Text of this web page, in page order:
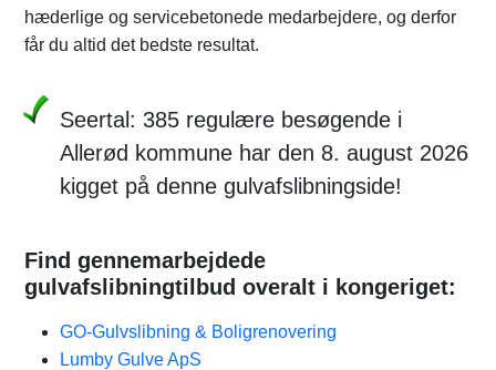
hæderlige og servicebetonede medarbejdere, og derfor
får du altid det bedste resultat.
Seertal: 385 regulære besøgende i
Allerød kommune har den 8. august 2026
kigget på denne gulvafslibningside!
Find gennemarbejdede
gulvafslibningtilbud overalt i kongeriget:
GO-Gulvslibning & Boligrenovering
Lumby Gulve ApS